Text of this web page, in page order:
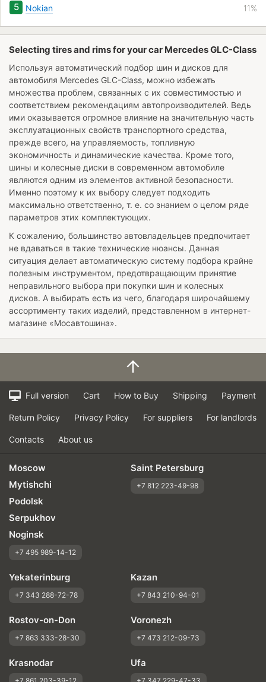
5 Nokian 11%
Selecting tires and rims for your car Mercedes GLC-Class
Используя автоматический подбор шин и дисков для
автомобиля Mercedes GLC-Class, можно избежать
множества проблем, связанных с их совместимостью и
соответствием рекомендациям автопроизводителей. Ведь
ими оказывается огромное влияние на значительную часть
эксплуатационных свойств транспортного средства,
прежде всего, на управляемость, топливную
экономичность и динамические качества. Кроме того,
шины и колесные диски в современном автомобиле
являются одним из элементов активной безопасности.
Именно поэтому к их выбору следует подходить
максимально ответственно, т. е. со знанием о целом ряде
параметров этих комплектующих.
К сожалению, большинство автовладельцев предпочитает
не вдаваться в такие технические нюансы. Данная
ситуация делает автоматическую систему подбора крайне
полезным инструментом, предотвращающим принятие
неправильного выбора при покупки шин и колесных
дисков. А выбирать есть из чего, благодаря широчайшему
ассортименту таких изделий, представленном в интернет-
магазине «Мосавтошина».
Full version Cart How to Buy Shipping Payment
Return Policy Privacy Policy For suppliers For landlords
Contacts About us
Moscow
Mytishchi
Podolsk
Serpukhov
Noginsk
+7 495 989-14-12
Saint Petersburg
+7 812 223-49-98
Yekaterinburg
+7 343 288-72-78
Kazan
+7 843 210-94-01
Rostov-on-Don
+7 863 333-28-30
Voronezh
+7 473 212-09-73
Krasnodar Ufa